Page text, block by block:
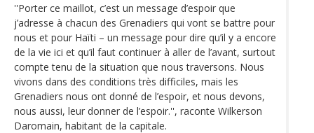
''Porter ce maillot, c’est un message d’espoir que
j’adresse à chacun des Grenadiers qui vont se battre pour
nous et pour Haïti – un message pour dire qu’il y a encore
de la vie ici et qu’il faut continuer à aller de l’avant, surtout
compte tenu de la situation que nous traversons. Nous
vivons dans des conditions très difficiles, mais les
Grenadiers nous ont donné de l’espoir, et nous devons,
nous aussi, leur donner de l’espoir.'', raconte Wilkerson
Daromain, habitant de la capitale.